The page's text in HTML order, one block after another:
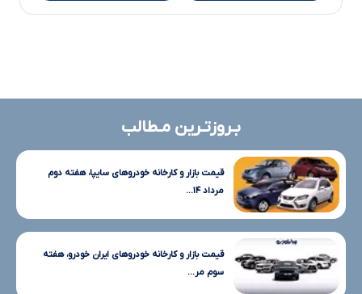
بـروزتـرین مـطالب
قیمت بازار و کارخانه خودروهای سایپا، هفته دوم
مرداد ۱۴...
قیمت بازار و کارخانه خودروهای ایران خودرو، هفته
سوم مر...